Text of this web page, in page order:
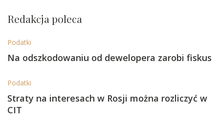
Redakcja poleca
Podatki
Na odszkodowaniu od dewelopera zarobi fiskus
Podatki
Straty na interesach w Rosji można rozliczyć w
CIT